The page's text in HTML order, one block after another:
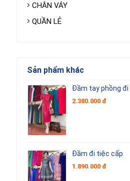
CHÂN VÁY
QUẦN LẺ
Sản phẩm khác
Đầm tay phồng
2.380.000 đ
Đầm đi tiệc cấp
1.890.000 đ